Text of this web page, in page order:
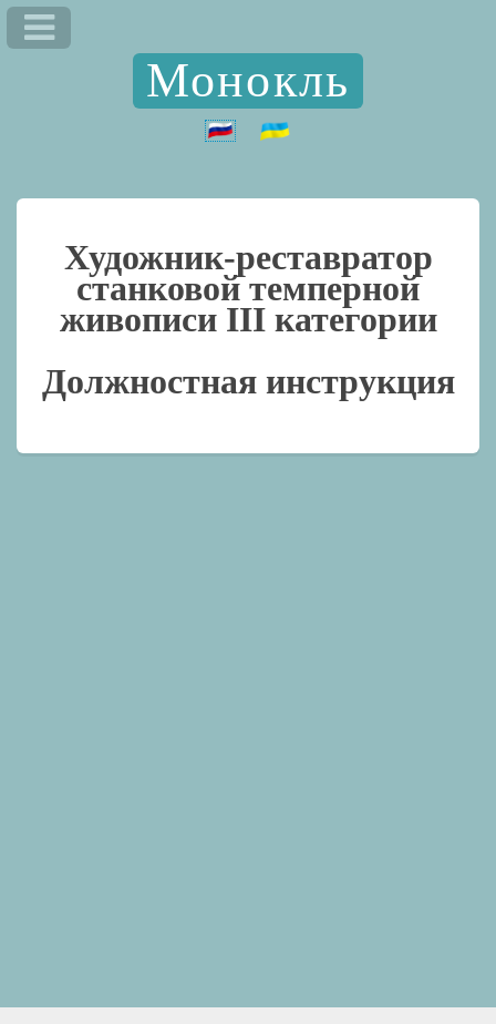
Монокль
Художник-реставратор
станковой темперной
живописи III категории
Должностная инструкция